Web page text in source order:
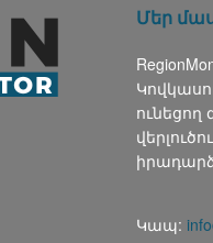
Մեր
ունեցող
Կապ: